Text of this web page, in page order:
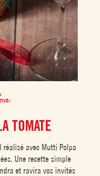
TOMATE
avec Mutti Polpa
Une recette simple
et ravira vos invités